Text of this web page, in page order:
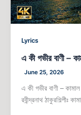
Lyrics
এ কী গভীর বাণী –
June 25, 2026
এ কী গভীর বাণী – কামাল
রবীন্দ্রনাথ ঠাকুরশিল্পীঃ